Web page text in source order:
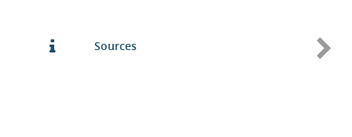
Sources